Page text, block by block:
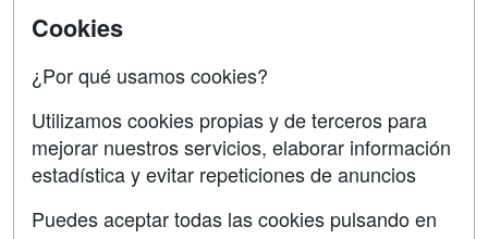
Acceso Centros
Contactar
Confidencialidad
Aviso legal
Copyleft
Cookies
¿Por qué usamos cookies?
Utilizamos cookies propias y de terceros para
mejorar nuestros servicios, elaborar información
estadística y evitar repeticiones de anuncios
Puedes aceptar todas las cookies pulsando en